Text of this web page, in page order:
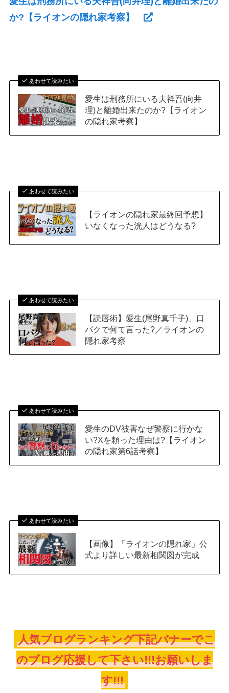
か?【ライオンの隠れ家考察】
あわせて読みたい
愛生は刑務所にいる夫祥吾(向井
理)と離婚出来たのか?【ライオン
の隠れ家考察】
あわせて読みたい
【ライオンの隠れ家最終回予想】
いなくなった洸人はどうなる?
あわせて読みたい
【読唇術】愛生(尾野真千子)、口
パクで何て言った?／ライオンの
隠れ家考察
あわせて読みたい
愛生のDV被害なぜ警察に行かな
い?Xを頼った理由は?【ライオン
の隠れ家第6話考察】
あわせて読みたい
【画像】「ライオンの隠れ家」公
式より詳しい最新相関図が完成
人気ブログランキング下記バナーでこ
のブログ応援して下さい!!!お願いしま
す!!!